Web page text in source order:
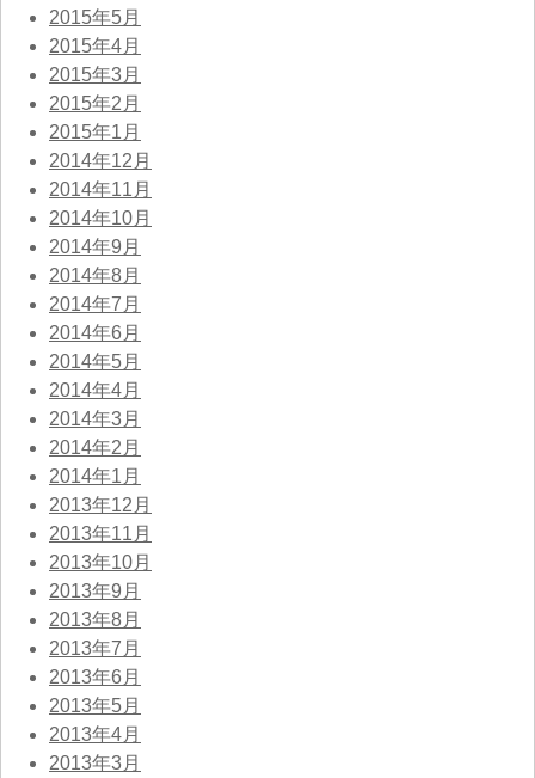
2015年5月
2015年4月
2015年3月
2015年2月
2015年1月
2014年12月
2014年11月
2014年10月
2014年9月
2014年8月
2014年7月
2014年6月
2014年5月
2014年4月
2014年3月
2014年2月
2014年1月
2013年12月
2013年11月
2013年10月
2013年9月
2013年8月
2013年7月
2013年6月
2013年5月
2013年4月
2013年3月